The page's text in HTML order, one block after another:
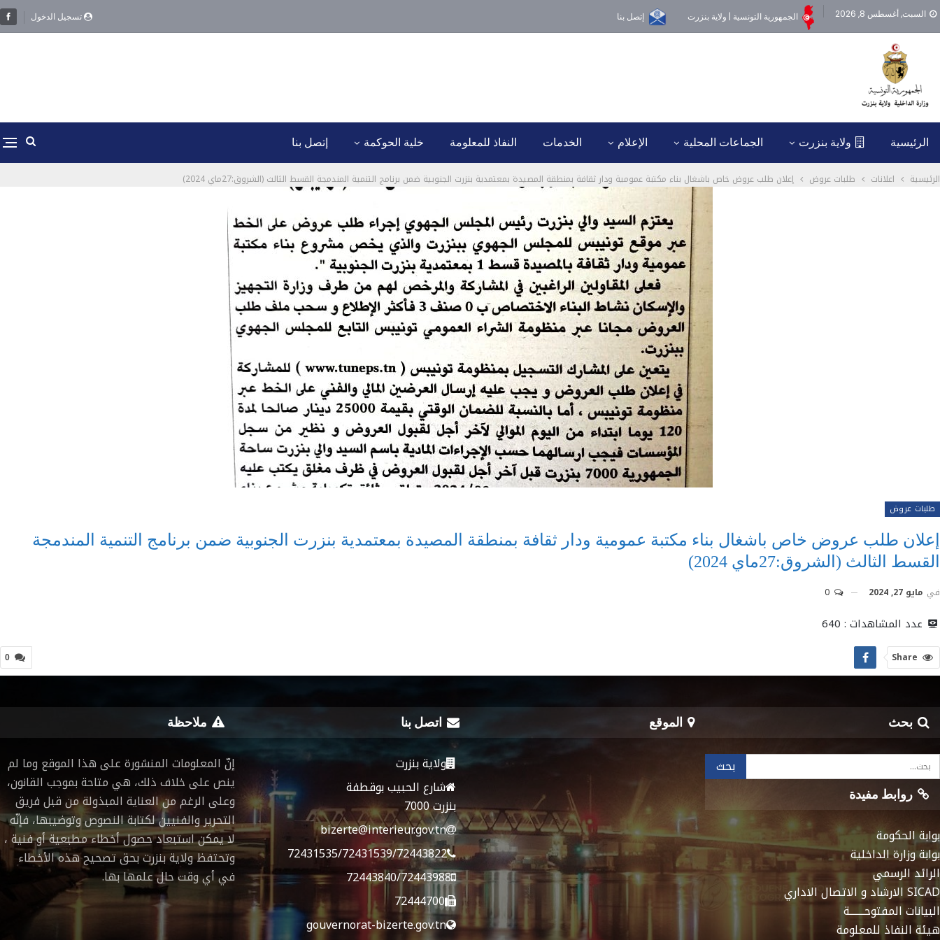
تسجيل الدخول السبت, أغسطس 8, 2026 الجمهورية التونسية | ولاية بنزرت إتصل بنا
الرئيسية ولاية بنزرت الجماعات المحلية الإعلام الخدمات النفاذ للمعلومة خلية الحوكمة إتصل بنا
الرئيسية اعلانات طلبات عروض إعلان طلب عروض خاص باشغال بناء مكتبة عمومية ودار ثقافة بمنطقة المصيدة بمعتمدية بنزرت الجنوبية ضمن برنامج التنمية المندمجة القسط الثالث (الشروق:27ماي 2024)
طلبات عروض
إعلان طلب عروض خاص باشغال بناء مكتبة عمومية ودار ثقافة بمنطقة المصيدة بمعتمدية بنزرت الجنوبية ضمن برنامج التنمية المندمجة
القسط الثالث (الشروق:27ماي 2024)
في مايو 27, 2024
عدد المشاهدات : 640
0 Share
بحث
روابط مفيدة
بوابة الحكومة
بوابة وزارة الداخلية
الرائد الرسمي
SICAD الارشاد و الاتصال الاداري
البيانات المفتوحـــــــة
هيئة النفاذ للمعلومة
الموقع اتصل بنا
ولاية بنزرت
شارع الحبيب بوقطفة
بنزرت 7000
bizerte@interieur.gov.tn
72431535/72431539/72443822
72443840/72443988
72444700
gouvernorat-bizerte.gov.tn
ملاحظة
إنّ المعلومات المنشورة على هذا الموقع وما لم
ينص على خلاف ذلك، هي متاحة بموجب القانون،
وعلى الرغم من العناية المبذولة من قبل فريق
التحرير والفنيين لكتابة النصوص وتوضيبها، فإنّه
لا يمكن استبعاد حصول أخطاء مطبعية أو فنية ،
وتحتفظ ولاية بنزرت بحق تصحيح هذه الأخطاء
في أي وقت حال علمها بها.